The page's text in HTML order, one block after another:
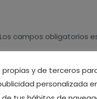
Los campos obligatorios
propias y de terceros
personalizada